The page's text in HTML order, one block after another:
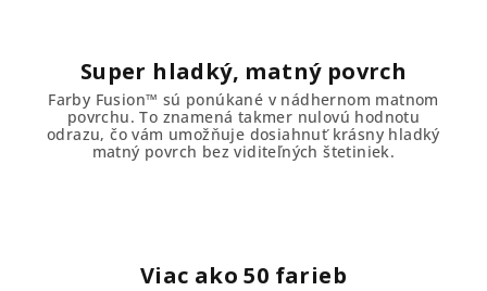
Super hladký, matný povrch
Farby Fusion™ sú ponúkané v nádhernom matnom
povrchu. To znamená takmer nulovú hodnotu
odrazu, čo vám umožňuje dosiahnuť krásny hladký
matný povrch bez viditeľných štetiniek.
Viac ako 50 farieb